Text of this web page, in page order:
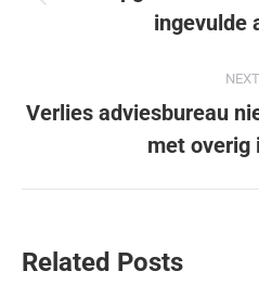
ingevulde
NEXT
Verlies adviesbureau
met overig
Related Posts